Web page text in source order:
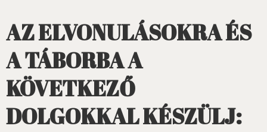
AZ ELVONULÁSOKRA ÉS
A TÁBORBA A
KÖVETKEZŐ
DOLGOKKAL KÉSZÜLJ: